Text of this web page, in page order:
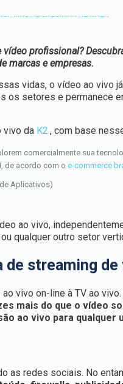
profissional?
marcas e empresas.
vidas, o vídeo ao vivo
os setores e permanece
vivo da K2., com base
comercialmente sua
de acordo com oe-commerce
Aplicativos)
ao vivo,
qualquer outro setor
streaming de
vivo on-line à TV ao
mais do que o vídeo
ao vivo para qualquer
as redes sociais. No